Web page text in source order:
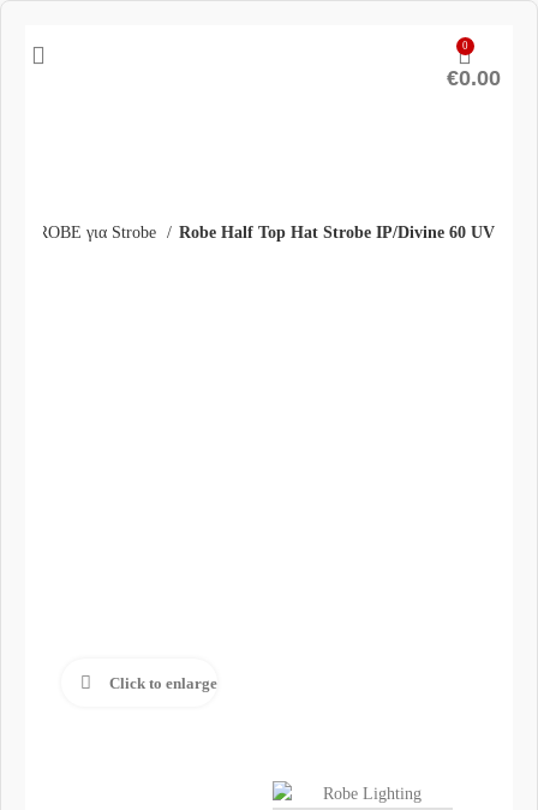
0
€0.00
ROBE για Strobe Robe Half Top Hat Strobe IP/Divine 60 UV
Click to enlarge